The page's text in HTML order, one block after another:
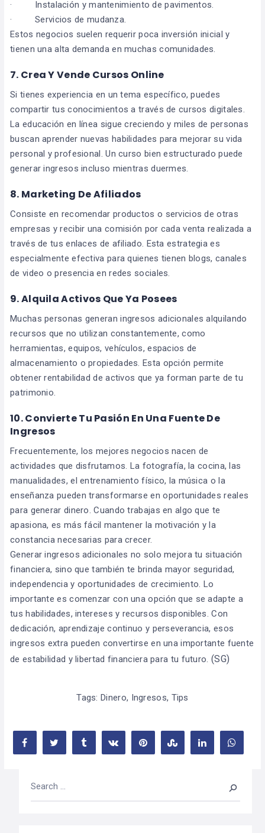
· Instalación y mantenimiento de pavimentos.
· Servicios de mudanza.
Estos negocios suelen requerir poca inversión inicial y
tienen una alta demanda en muchas comunidades.
7. Crea Y Vende Cursos Online
Si tienes experiencia en un tema específico, puedes
compartir tus conocimientos a través de cursos digitales.
La educación en línea sigue creciendo y miles de personas
buscan aprender nuevas habilidades para mejorar su vida
personal y profesional. Un curso bien estructurado puede
generar ingresos incluso mientras duermes.
8. Marketing De Afiliados
Consiste en recomendar productos o servicios de otras
empresas y recibir una comisión por cada venta realizada a
través de tus enlaces de afiliado. Esta estrategia es
especialmente efectiva para quienes tienen blogs, canales
de video o presencia en redes sociales.
9. Alquila Activos Que Ya Posees
Muchas personas generan ingresos adicionales alquilando
recursos que no utilizan constantemente, como
herramientas, equipos, vehículos, espacios de
almacenamiento o propiedades. Esta opción permite
obtener rentabilidad de activos que ya forman parte de tu
patrimonio.
10. Convierte Tu Pasión En Una Fuente De
Ingresos
Frecuentemente, los mejores negocios nacen de
actividades que disfrutamos. La fotografía, la cocina, las
manualidades, el entrenamiento físico, la música o la
enseñanza pueden transformarse en oportunidades reales
para generar dinero. Cuando trabajas en algo que te
apasiona, es más fácil mantener la motivación y la
constancia necesarias para crecer.
Generar ingresos adicionales no solo mejora tu situación
financiera, sino que también te brinda mayor seguridad,
independencia y oportunidades de crecimiento. Lo
importante es comenzar con una opción que se adapte a
tus habilidades, intereses y recursos disponibles. Con
dedicación, aprendizaje continuo y perseverancia, esos
ingresos extra pueden convertirse en una importante fuente
de estabilidad y libertad financiera para tu futuro. (SG)
Tags:Dinero, Ingresos, Tips